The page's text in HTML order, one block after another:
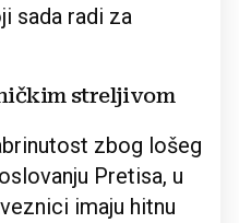
sada radi za
streljivom
zbog lošeg
Pretisa, u
imaju hitnu